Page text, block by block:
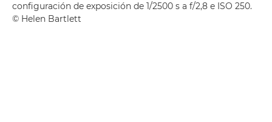
configuración de exposición de 1/2500 s a f/2,8 e ISO 250.
© Helen Bartlett